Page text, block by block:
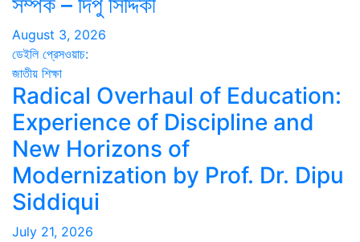
August 3, 2026
ডেইলি প্রেসওয়াচ:
জাতীয় শিক্ষা
Radical Overhaul of Education:
Experience of Discipline and
New Horizons of
Modernization by Prof. Dr. Dipu
Siddiqui
July 21, 2026